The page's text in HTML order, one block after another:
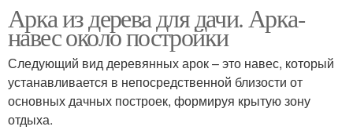
Арка из дерева для дачи. Арка-
навес около постройки
Следующий вид деревянных арок – это навес, который
устанавливается в непосредственной близости от
основных дачных построек, формируя крытую зону
отдыха.